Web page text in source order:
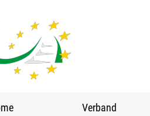
Verband